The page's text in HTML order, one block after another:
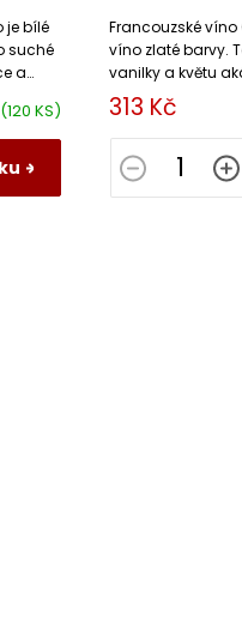
(120 KS)
je bílé
suché
a
313 Kč
Francouzské víno
víno zlaté barvy.
vanilky a květu
kyselinám a